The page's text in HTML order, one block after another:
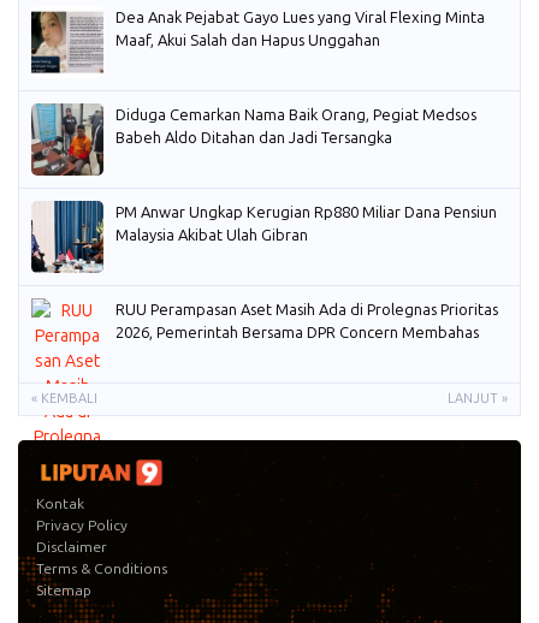
Dea Anak Pejabat Gayo Lues yang Viral Flexing Minta
Maaf, Akui Salah dan Hapus Unggahan
Diduga Cemarkan Nama Baik Orang, Pegiat Medsos
Babeh Aldo Ditahan dan Jadi Tersangka
PM Anwar Ungkap Kerugian Rp880 Miliar Dana Pensiun
Malaysia Akibat Ulah Gibran
RUU Perampasan Aset Masih Ada di Prolegnas Prioritas
2026, Pemerintah Bersama DPR Concern Membahas
« KEMBALI LANJUT »
Kontak
Privacy Policy
Disclaimer
Terms & Conditions
Sitemap